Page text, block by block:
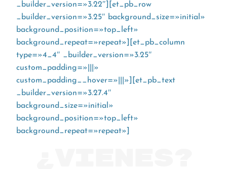
_builder_version=»3.22″][et_pb_row
_builder_version=»3.25″ background_size=»initial»
background_position=»top_left»
background_repeat=»repeat»][et_pb_column
type=»4_4″ _builder_version=»3.25″
custom_padding=»|||»
custom_padding__hover=»|||»][et_pb_text
_builder_version=»3.27.4″
background_size=»initial»
background_position=»top_left»
background_repeat=»repeat»]